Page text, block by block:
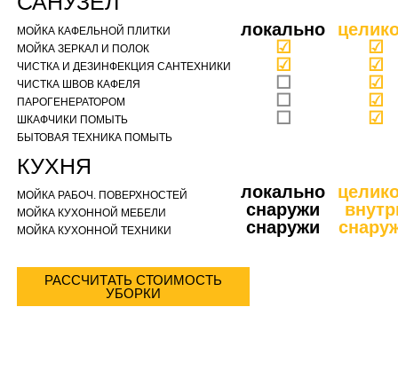
МОЙКА КАФЕЛЬНОЙ ПЛИТКИ
МОЙКА ЗЕРКАЛ И ПОЛОК
ЧИСТКА И ДЕЗИНФЕКЦИЯ САНТЕХНИКИ
ЧИСТКА ШВОВ КАФЕЛЯ
ПАРОГЕНЕРАТОРОМ
ШКАФЧИКИ ПОМЫТЬ
БЫТОВАЯ ТЕХНИКА ПОМЫТЬ
локально
☑
☑
☐
☐
☐
МОЙКА РАБОЧ. ПОВЕРХНОСТЕЙ
МОЙКА КУХОННОЙ МЕБЕЛИ
МОЙКА КУХОННОЙ ТЕХНИКИ
КУХНЯ
локально
снаружи
снаружи
☑
☑
☑
☑
☑
РАССЧИТАТЬ СТОИМОСТЬ
УБОРКИ